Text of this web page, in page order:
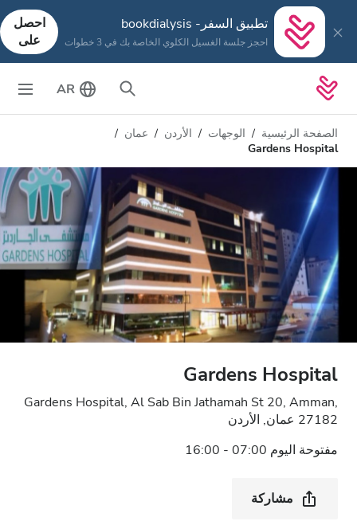
تطبيق السفر- bookdialysis
احجز جلسة الغسيل الكلوي الخاصة بك في 3 خطوات
احصل
على
AR
الصفحة الرئيسية الوجهات الأردن
عمان
Gardens Hospital
Gardens Hospital
Gardens Hospital, Al Sab Bin Jathamah St 20, Amman,
27182 عمان, الأردن
مفتوحة اليوم 07:00 - 16:00
مشاركة